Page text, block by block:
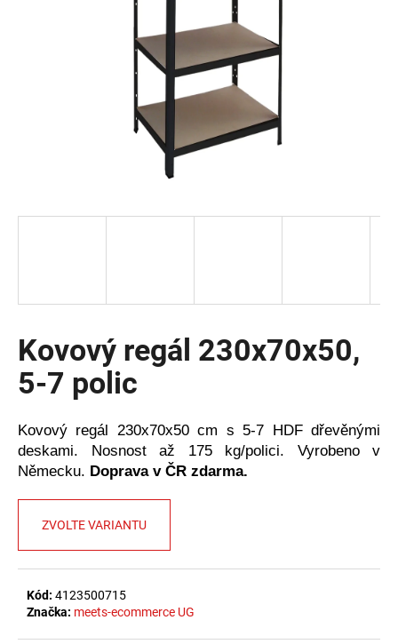
Kovový regál 230x70x50,
5-7 polic
Kovový regál 230x70x50 cm s 5-7 HDF dřevěnými
deskami. Nosnost až 175 kg/polici. Vyrobeno v
Německu. Doprava v ČR zdarma.
ZVOLTE VARIANTU
Kód: 4123500715
Značka: meets-ecommerce UG
o
o
r
u
č
u
j
e
m
e